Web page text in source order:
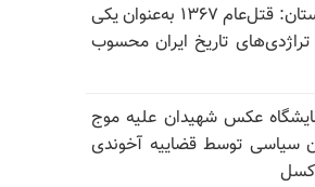
سی‌نیوز انگلستان: قتل‌عام ۱۳۶۷ به‌عنوان یکی
تراژدی‌های تاریخ ایران محسوب
عکس شهیدان علیه موج
سیاسی توسط قضاییه آخوندی